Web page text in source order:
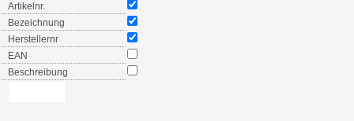
Artikelnr.
Bezeichnung
Herstellernr
EAN
Beschreibung